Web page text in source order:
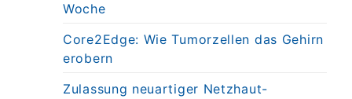
Woche
Core2Edge: Wie Tumorzellen das Gehirn
erobern
Zulassung neuartiger Netzhaut-